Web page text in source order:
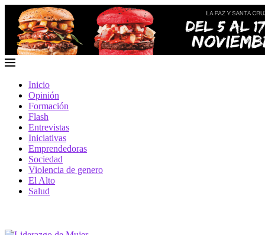
Inicio
Opinión
Formación
Flash
Entrevistas
Iniciativas
Emprendedoras
Sociedad
Violencia de genero
El Alto
Salud